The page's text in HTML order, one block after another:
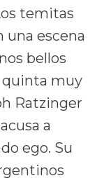
temitas
una escena
bellos
quinta muy
Ratzinger
a
ego. Su